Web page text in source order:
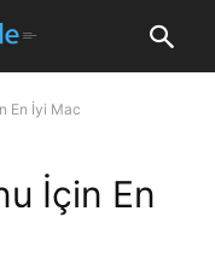
En İyi Mac
İçin En